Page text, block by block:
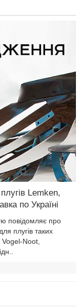
Lemken,
по Україні
повідомляє про
плугів таких
Noot,